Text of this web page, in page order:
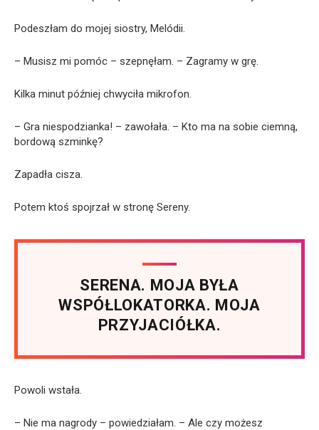
Podeszłam do mojej siostry, Melódii.
– Musisz mi pomóc – szepnęłam. – Zagramy w grę.
Kilka minut później chwyciła mikrofon.
– Gra niespodzianka! – zawołała. – Kto ma na sobie ciemną,
bordową szminkę?
Zapadła cisza.
Potem ktoś spojrzał w stronę Sereny.
SERENA. MOJA BYŁA
WSPÓŁLOKATORKA. MOJA
PRZYJACIÓŁKA.
Powoli wstała.
– Nie ma nagrody – powiedziałam. – Ale czy możesz